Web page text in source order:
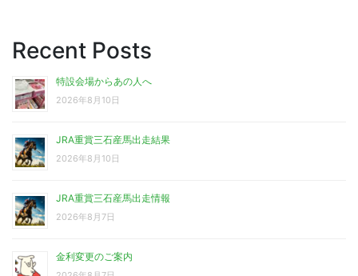
Recent Posts
特設会場からあの人へ
2026年8月10日
JRA重賞三石産馬出走結果
2026年8月10日
JRA重賞三石産馬出走情報
2026年8月7日
金利変更のご案内